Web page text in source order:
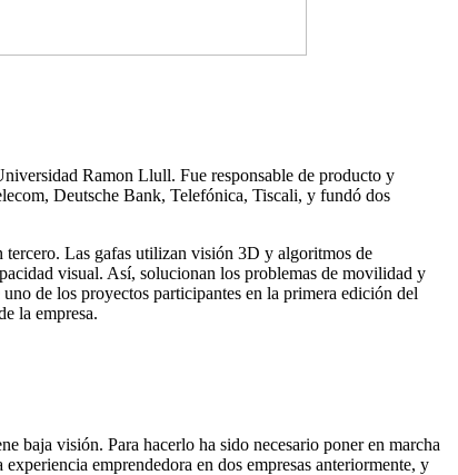
Ramon Llull. Fue responsable de producto y
Deutsche Bank, Telefónica, Tiscali, y fundó dos
tercero. Las gafas utilizan visión 3D y algoritmos de
visual. Así, solucionan los problemas de movilidad y
de los proyectos participantes en la primera edición del
la empresa.
baja visión. Para hacerlo ha sido necesario poner en marcha
emprendedora en dos empresas anteriormente, y